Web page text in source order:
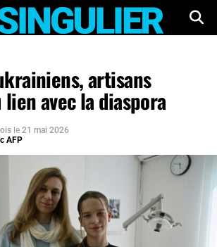
artisans
avec la diaspora
le 21 mai 2026
AFP